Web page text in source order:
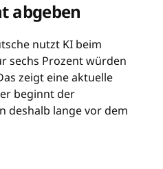
abgeben
nutzt KI beim
sechs Prozent würden
zeigt eine aktuelle
beginnt der
deshalb lange vor dem